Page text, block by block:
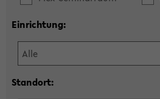
Einrichtung:
Standort: